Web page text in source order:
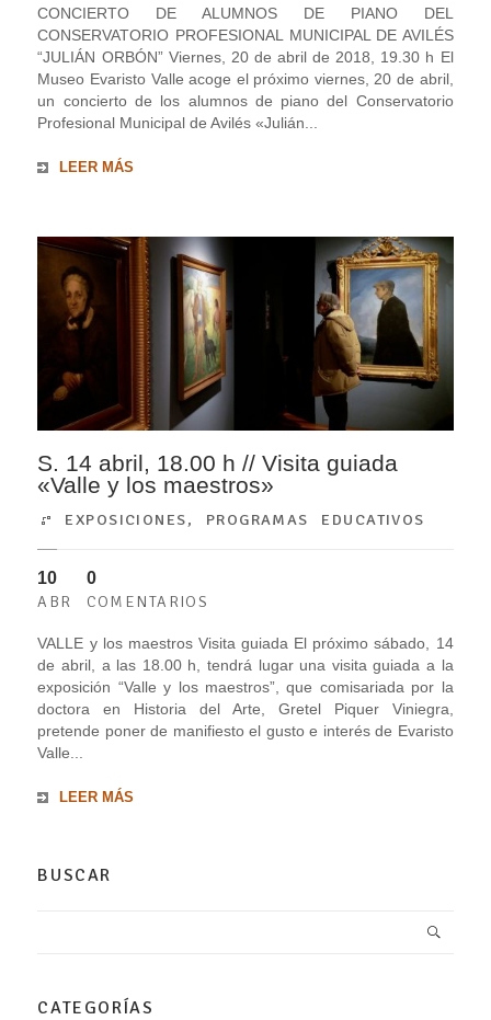
CONCIERTO DE ALUMNOS DE PIANO DEL
CONSERVATORIO PROFESIONAL MUNICIPAL DE AVILÉS
“JULIÁN ORBÓN” Viernes, 20 de abril de 2018, 19.30 h El
Museo Evaristo Valle acoge el próximo viernes, 20 de abril,
un concierto de los alumnos de piano del Conservatorio
Profesional Municipal de Avilés «Julián...
LEER MÁS
S. 14 abril, 18.00 h // Visita guiada
«Valle y los maestros»
EXPOSICIONES, PROGRAMAS EDUCATIVOS
10
ABR
0
COMENTARIOS
VALLE y los maestros Visita guiada El próximo sábado, 14
de abril, a las 18.00 h, tendrá lugar una visita guiada a la
exposición “Valle y los maestros”, que comisariada por la
doctora en Historia del Arte, Gretel Piquer Viniegra,
pretende poner de manifiesto el gusto e interés de Evaristo
Valle...
LEER MÁS
BUSCAR
CATEGORÍAS